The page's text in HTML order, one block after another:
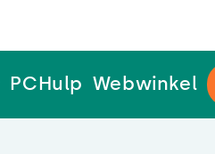
PCHulp Webwinkel